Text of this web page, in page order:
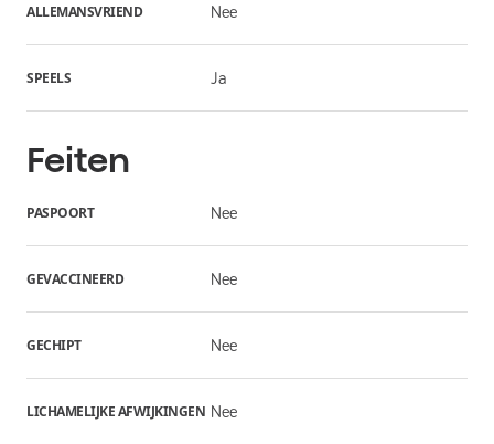
ALLEMANSVRIEND Nee
SPEELS Ja
Feiten
PASPOORT Nee
GEVACCINEERD Nee
GECHIPT Nee
LICHAMELIJKE AFWIJKINGEN Nee